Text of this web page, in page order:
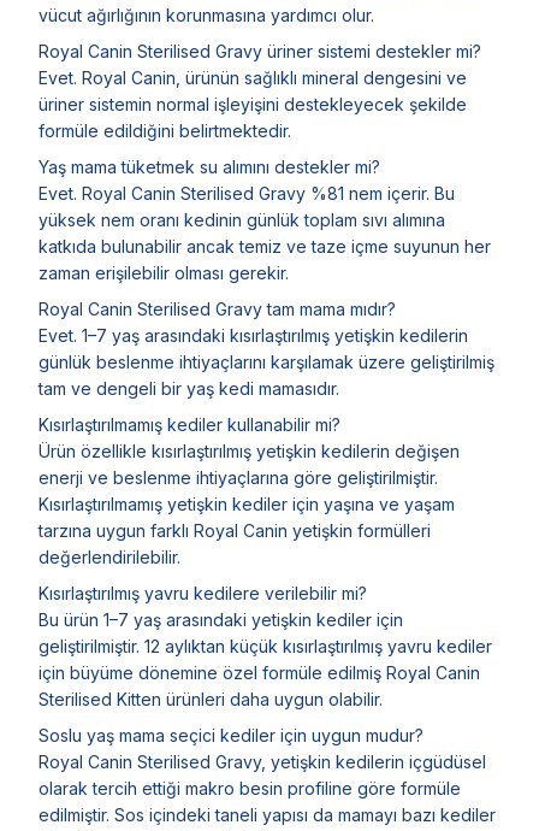
vücut ağırlığının korunmasına yardımcı olur.
Royal Canin Sterilised Gravy üriner sistemi destekler mi?
Evet. Royal Canin, ürünün sağlıklı mineral dengesini ve
üriner sistemin normal işleyişini destekleyecek şekilde
formüle edildiğini belirtmektedir.
Yaş mama tüketmek su alımını destekler mi?
Evet. Royal Canin Sterilised Gravy %81 nem içerir. Bu
yüksek nem oranı kedinin günlük toplam sıvı alımına
katkıda bulunabilir ancak temiz ve taze içme suyunun her
zaman erişilebilir olması gerekir.
Royal Canin Sterilised Gravy tam mama mıdır?
Evet. 1–7 yaş arasındaki kısırlaştırılmış yetişkin kedilerin
günlük beslenme ihtiyaçlarını karşılamak üzere geliştirilmiş
tam ve dengeli bir yaş kedi mamasıdır.
Kısırlaştırılmamış kediler kullanabilir mi?
Ürün özellikle kısırlaştırılmış yetişkin kedilerin değişen
enerji ve beslenme ihtiyaçlarına göre geliştirilmiştir.
Kısırlaştırılmamış yetişkin kediler için yaşına ve yaşam
tarzına uygun farklı Royal Canin yetişkin formülleri
değerlendirilebilir.
Kısırlaştırılmış yavru kedilere verilebilir mi?
Bu ürün 1–7 yaş arasındaki yetişkin kediler için
geliştirilmiştir. 12 aylıktan küçük kısırlaştırılmış yavru kediler
için büyüme dönemine özel formüle edilmiş Royal Canin
Sterilised Kitten ürünleri daha uygun olabilir.
Soslu yaş mama seçici kediler için uygun mudur?
Royal Canin Sterilised Gravy, yetişkin kedilerin içgüdüsel
olarak tercih ettiği makro besin profiline göre formüle
edilmiştir. Sos içindeki taneli yapısı da mamayı bazı kediler